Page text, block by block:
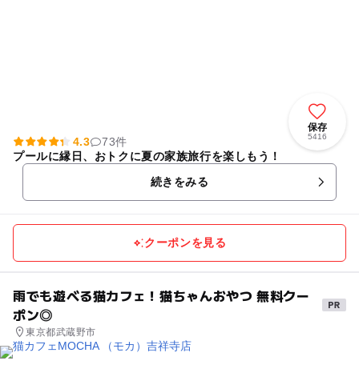
保存
5416
4.3
73件
プールに縁日、おトクに夏の家族旅行を楽しもう！
続きをみる
クーポンを見る
雨でも遊べる猫カフェ！猫ちゃんおやつ 無料クー
ポン◎
東京都武蔵野市